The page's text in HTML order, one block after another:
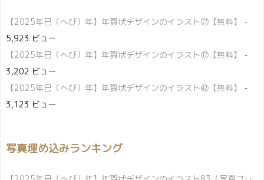
【2025年巳（へび）年】年賀状デザインのイラスト㉗【無料】
-
5,923 ビュー
【2025年巳（へび）年】年賀状デザインのイラスト⑰【無料】
-
3,202 ビュー
【2025年巳（へび）年】年賀状デザインのイラスト㊷【無料】
-
3,123 ビュー
写真埋め込みランキング